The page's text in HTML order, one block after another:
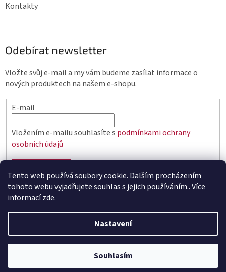
Tento web používá soubory cookie. Dalším procházením
tohoto webu vyjadřujete souhlas s jejich používáním.. Více
informacízde.
Nastavení
Souhlasím
Kontakty
Odebírat newsletter
Vložte svůj e-mail a my vám budeme zasílat informace o
nových produktech na našem e-shopu.
E-mail
Vložením e-mailu souhlasíte s podmínkami ochrany
osobních údajů
Vytvořil Shoptet
Copyright 2026elektro.q-elektrik.cz. Všechna práva
vyhrazena.